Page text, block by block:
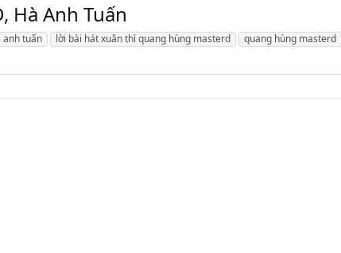
Hà Anh Tuấn
anh tuấn lời bài hát xuân thì quang hùng masterd quang hùng masterd